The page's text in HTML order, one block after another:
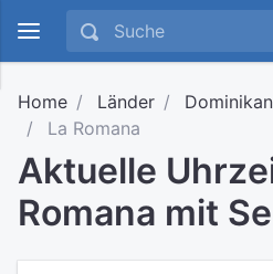
Home Länder
La Romana
Aktuelle
Romana mit